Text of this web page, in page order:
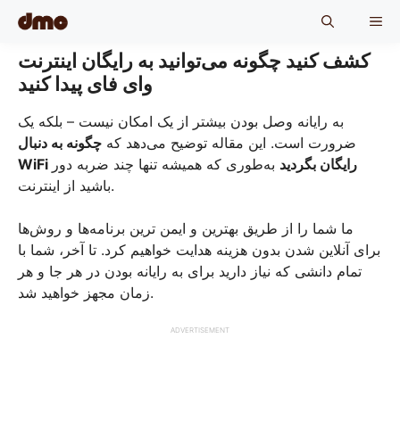
Skip
content
کشف کنید چگونه می‌توانید به رایگان اینترنت
وای فای پیدا کنید
به رایانه وصل بودن بیشتر از یک امکان نیست – بلکه یک
ضرورت است. این مقاله توضیح می‌دهد که چگونه به دنبال
WiFi رایگان بگردید به‌طوری که همیشه تنها چند ضربه دور
باشید از اینترنت.
ما شما را از طریق بهترین و ایمن ترین برنامه‌ها و روش‌ها
برای آنلاین شدن بدون هزینه هدایت خواهیم کرد. تا آخر، شما با
تمام دانشی که نیاز دارید برای به رایانه بودن در هر جا و هر
زمان مجهز خواهید شد.
ADVERTISEMENT